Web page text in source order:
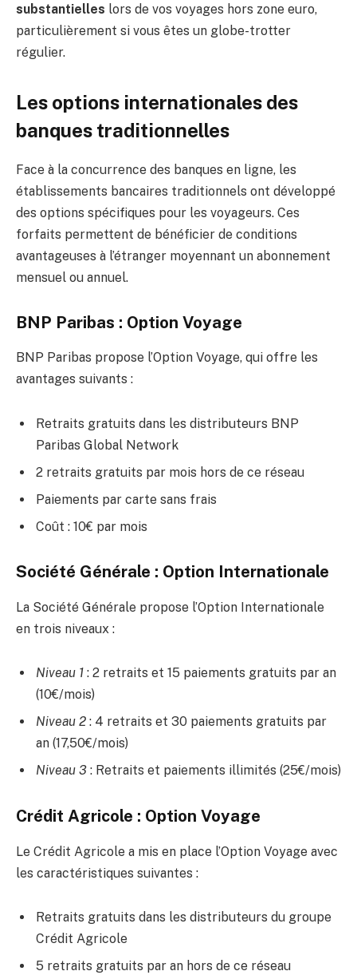
substantielles lors de vos voyages hors zone euro,
particulièrement si vous êtes un globe-trotter
régulier.
Les options internationales des
banques traditionnelles
Face à la concurrence des banques en ligne, les
établissements bancaires traditionnels ont développé
des options spécifiques pour les voyageurs. Ces
forfaits permettent de bénéficier de conditions
avantageuses à l’étranger moyennant un abonnement
mensuel ou annuel.
BNP Paribas : Option Voyage
BNP Paribas propose l’Option Voyage, qui offre les
avantages suivants :
Retraits gratuits dans les distributeurs BNP
Paribas Global Network
2 retraits gratuits par mois hors de ce réseau
Paiements par carte sans frais
Coût : 10€ par mois
Société Générale : Option Internationale
La Société Générale propose l’Option Internationale
en trois niveaux :
Niveau 1 : 2 retraits et 15 paiements gratuits par an
(10€/mois)
Niveau 2 : 4 retraits et 30 paiements gratuits par
an (17,50€/mois)
Niveau 3 : Retraits et paiements illimités (25€/mois)
Crédit Agricole : Option Voyage
Le Crédit Agricole a mis en place l’Option Voyage avec
les caractéristiques suivantes :
Retraits gratuits dans les distributeurs du groupe
Crédit Agricole
5 retraits gratuits par an hors de ce réseau